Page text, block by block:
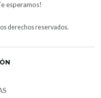
esperamos!
derechos reservados.